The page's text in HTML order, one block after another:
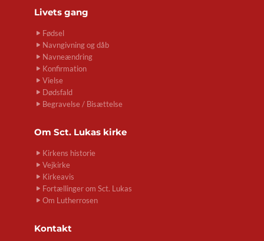
Livets gang
Fødsel
Navngivning og dåb
Navneændring
Konfirmation
Vielse
Dødsfald
Begravelse / Bisættelse
Om Sct. Lukas kirke
Kirkens historie
Vejkirke
Kirkeavis
Fortællinger om Sct. Lukas
Om Lutherrosen
Kontakt